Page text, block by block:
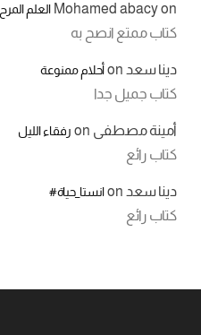
Mohamed abacyon العلم المرح
كتاب ممتع انصح به
دينا سعد onأحلام ممنوعة
كتاب جميل جدا
أمينة مصطفى on رفقاء الليل
كتاب رائع
دينا سعد onانستا_حياة#
كتاب رائع